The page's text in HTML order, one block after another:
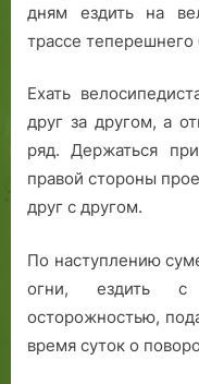
дням ездить на
трассе теперешнего
Ехать
друг за другом, а
ряд. Держаться
правой стороны
друг с другом.
По наступлению
огни, ездить с
осторожностью,
время суток о